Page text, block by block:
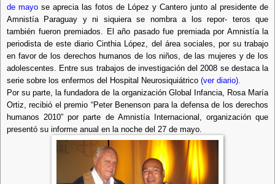
de mayo se aprecia las fotos de López y Cantero junto al presidente de
Amnistía Paraguay y ni siquiera se nombra a los repor- teros que
también fueron premiados. El año pasado fue premiada por Amnistía la
periodista de este diario Cinthia López, del área sociales, por su trabajo
en favor de los derechos humanos de los niños, de las mujeres y de los
adolescentes. Entre sus trabajos de investigación del 2008 se destaca la
serie sobre los enfermos del Hospital Neurosiquiátrico (ver diario).
Por su parte, la fundadora de la organización Global Infancia, Rosa María
Ortiz, recibió el premio “Peter Benenson para la defensa de los derechos
humanos 2010” por parte de Amnistía Internacional, organización que
presentó su informe anual en la noche del 27 de mayo.